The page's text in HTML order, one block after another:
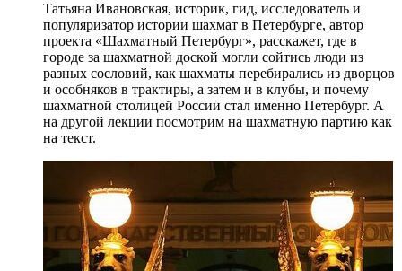
Татьяна Ивановская, историк, гид, исследователь и
популяризатор истории шахмат в Петербурге, автор
проекта «Шахматный Петербург», расскажет, где в
городе за шахматной доской могли сойтись люди из
разных сословий, как шахматы перебирались из дворцов
и особняков в трактиры, а затем и в клубы, и почему
шахматной столицей России стал именно Петербург. А
на другой лекции посмотрим на шахматную партию как
на текст.